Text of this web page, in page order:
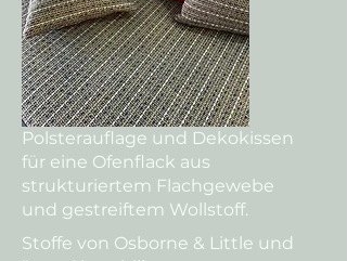
Polsterauflage und Dekokissen
für eine Ofenflack aus
strukturiertem Flachgewebe
und gestreiftem Wollstoff.
Stoffe von Osborne & Little und